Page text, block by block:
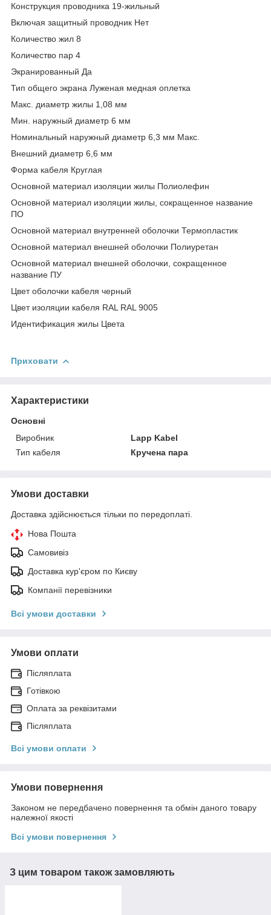
Конструкция проводника 19-жильный
Включая защитный проводник Нет
Количество жил 8
Количество пар 4
Экранированный Да
Тип общего экрана Луженая медная оплетка
Макс. диаметр жилы 1,08 мм
Мин. наружный диаметр 6 мм
Номинальный наружный диаметр 6,3 мм Макс.
Внешний диаметр 6,6 мм
Форма кабеля Круглая
Основной материал изоляции жилы Полиолефин
Основной материал изоляции жилы, сокращенное название
ПО
Основной материал внутренней оболочки Термопластик
Основной материал внешней оболочки Полиуретан
Основной материал внешней оболочки, сокращенное
название ПУ
Цвет оболочки кабеля черный
Цвет изоляции кабеля RAL RAL 9005
Идентификация жилы Цвета
Приховати
Характеристики
Основні
Виробник
Lapp Kabel
Тип кабеля
Кручена пара
Умови доставки
Доставка здійснюється тільки по передоплаті.
Нова Пошта
Самовивіз
Доставка кур'єром по Києву
Компанії перевізники
Всі умови доставки
Умови оплати
Післяплата
Готівкою
Оплата за реквізитами
Післяплата
Всі умови оплати
Умови повернення
Законом не передбачено повернення та обмін даного товару
належної якості
Всі умови повернення
З цим товаром також замовляють